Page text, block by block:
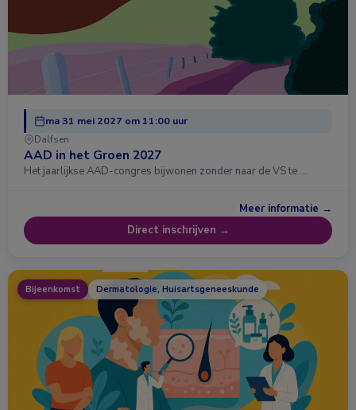
ma 31 mei 2027 om 11:00 uur
Dalfsen
AAD in het Groen 2027
Het jaarlijkse AAD-congres bijwonen zonder naar de VS te …
Meer informatie →
Direct inschrijven →
Bijeenkomst Dermatologie, Huisartsgeneeskunde